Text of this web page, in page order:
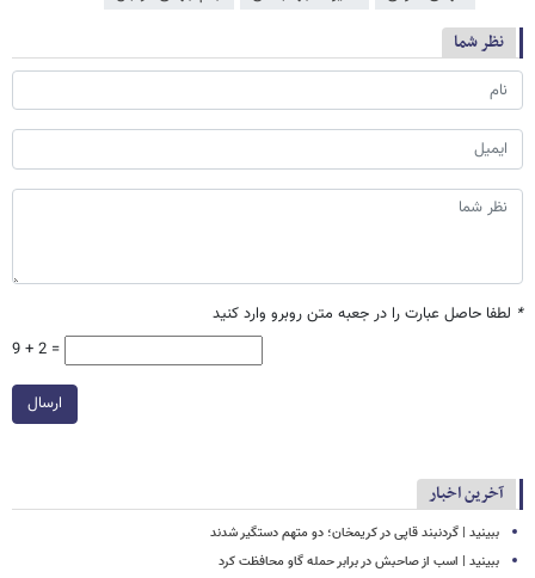
نظر شما
* لطفا حاصل عبارت را در جعبه متن روبرو وارد کنید
9 + 2 =
ارسال
آخرین اخبار
ببینید | گردنبند قاپی در کریمخان؛ دو متهم دستگیر شدند
ببینید | اسب از صاحبش در برابر حمله گاو محافظت کرد